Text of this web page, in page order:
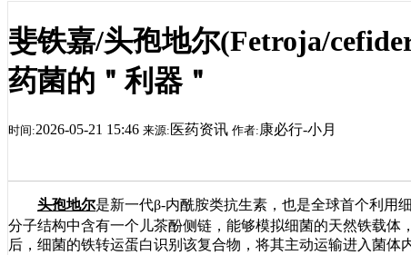
斐铁嘉/头孢地尔(Fetroja/
药菌的＂利器＂
时间:2026-05-21 15:46 来源: 医药资讯 作者: 康必行-小月
头孢地尔是新一代β-内酰胺类抗生素，也是全球首个利用
分子结构中含有一个儿茶酚侧链，能够模拟细菌的天然铁载体
后，细菌的铁转运蛋白识别该复合物，将其主动运输进入菌体